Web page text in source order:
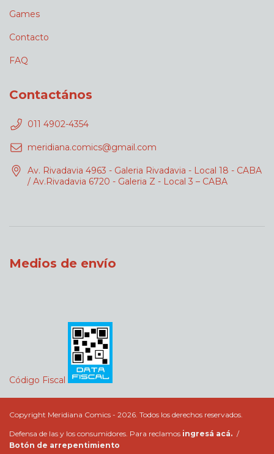
Games
Contacto
FAQ
Contactános
011 4902-4354
meridiana.comics@gmail.com
Av. Rivadavia 4963 - Galeria Rivadavia - Local 18 - CABA
/ Av.Rivadavia 6720 - Galeria Z - Local 3 – CABA
Medios de envío
Código Fiscal
Copyright Meridiana Comics - 2026. Todos los derechos reservados.
Defensa de las y los consumidores. Para reclamos ingresá acá. /
Botón de arrepentimiento